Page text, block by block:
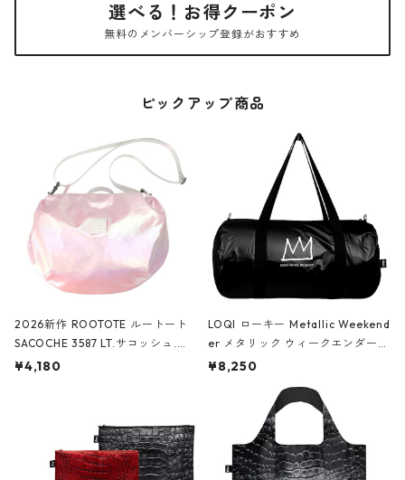
選べる！お得クーポン
無料のメンバーシップ登録がおすすめ
ピックアップ商品
2026新作 ROOTOTE ルートート
SACOCHE 3587 LT.サコッシュ.ル
ミエ-B ショルダーバッグ グロスピ
¥4,180
LOQI ローキー Metallic Weekend
er メタリック ウィークエンダー
ボストンバッグ ショルダーバッグ
Black ジャン=ミッシェル・バスキ
ア/クラウン ブラック
¥8,250